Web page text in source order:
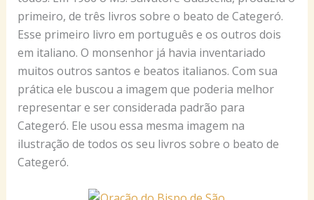
primeiro, de três livros sobre o beato de Categeró.
Esse primeiro livro em português e os outros dois
em italiano. O monsenhor já havia inventariado
muitos outros santos e beatos italianos. Com sua
prática ele buscou a imagem que poderia melhor
representar e ser considerada padrão para
Categeró. Ele usou essa mesma imagem na
ilustração de todos os seu livros sobre o beato de
Categeró.